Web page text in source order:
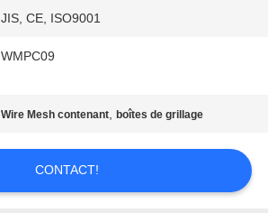
JIS, CE, ISO9001
WMPC09
Wire Mesh contenant,boîtes de grillage
CONTACT!